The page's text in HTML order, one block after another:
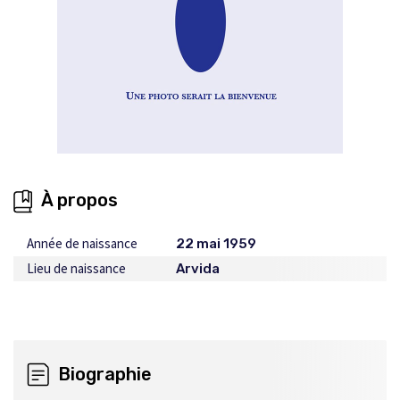
À propos
Année de naissance 22 mai 1959
Lieu de naissance Arvida
Biographie